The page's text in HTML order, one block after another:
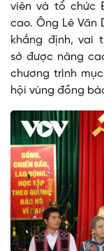
viên và tổ chức
cao. Ông Lê Văn
khẳng định, vai
sở được nâng
chương trình
hội vùng đồng